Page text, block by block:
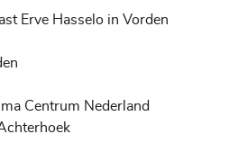
Erve Hasselo in Vorden
Centrum Nederland